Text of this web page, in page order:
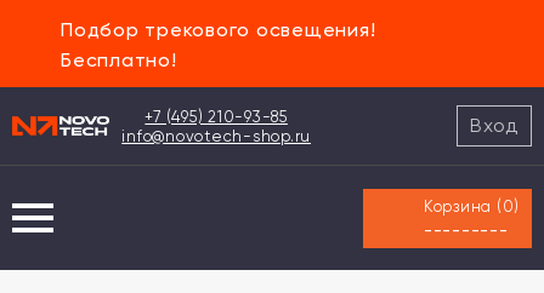
Подбор трекового освещения!
Бесплатно!
+7 (495) 210-93-85
info@novotech-shop.ru
Вход
Корзина ( 0)
---------